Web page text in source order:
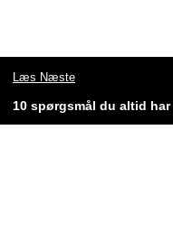
Læs Næste
10 spørgsmål du altid